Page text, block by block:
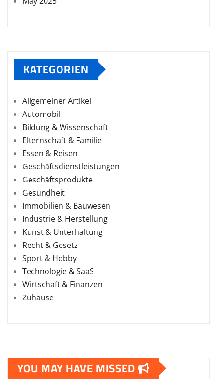
KATEGORIEN
Allgemeiner Artikel
Automobil
Bildung & Wissenschaft
Elternschaft & Familie
Essen & Reisen
Geschäftsdienstleistungen
Geschäftsprodukte
Gesundheit
Immobilien & Bauwesen
Industrie & Herstellung
Kunst & Unterhaltung
Recht & Gesetz
Sport & Hobby
Technologie & SaaS
Wirtschaft & Finanzen
Zuhause
YOU MAY HAVE MISSED